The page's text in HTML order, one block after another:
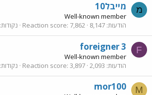
מ מייבל10
Well-known member
הודעות 8,147
Reaction score 7,862 נקודות
F
foreigner 3
Well-known member
הודעות 2,093
Reaction score 3,897 נקודות
M
mor100